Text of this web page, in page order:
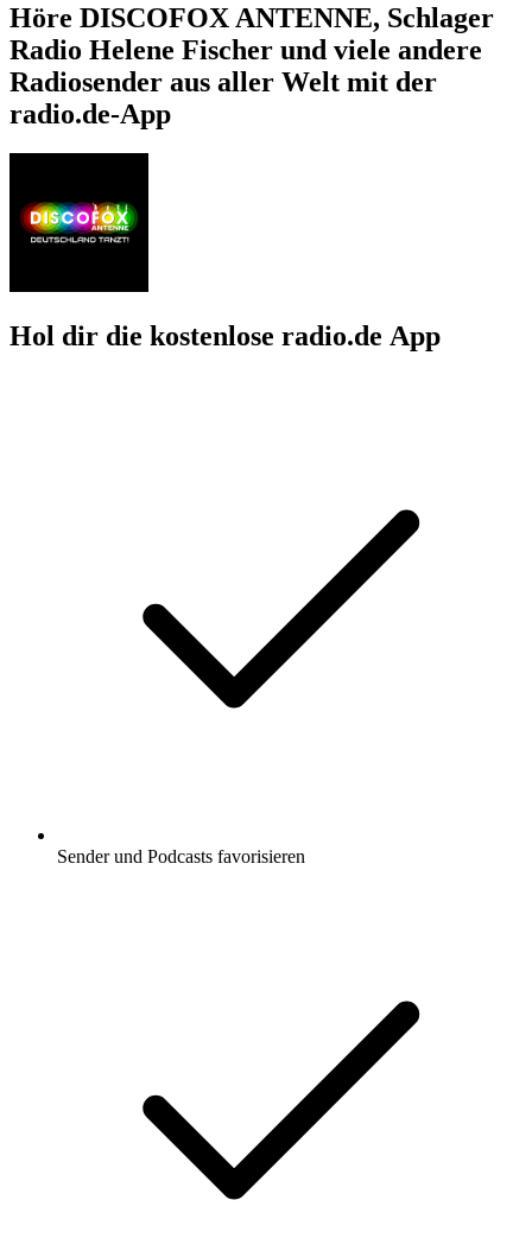
Höre DISCOFOX ANTENNE, Schlager
Radio Helene Fischer und viele andere
Radiosender aus aller Welt mit der
radio.de-App
Hol dir die kostenlose radio.de App
Sender und Podcasts favorisieren